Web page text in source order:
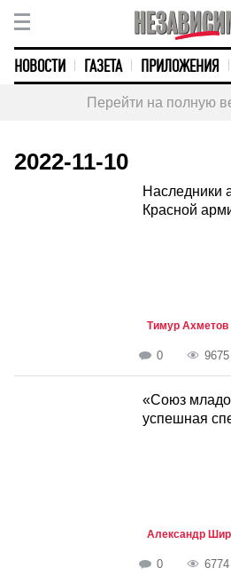
НОВОСТИ ГАЗЕТА ПРИЛОЖЕНИЯ
Перейти на полную
2022-11-10
Наследники
Красной
Тимур Ахметов
0 9675
«Союз
успешная
Александр
0 6774